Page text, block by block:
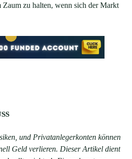
Zaum zu halten, wenn sich der Markt
und Privatanlegerkonten können
Geld verlieren. Dieser Artikel dient